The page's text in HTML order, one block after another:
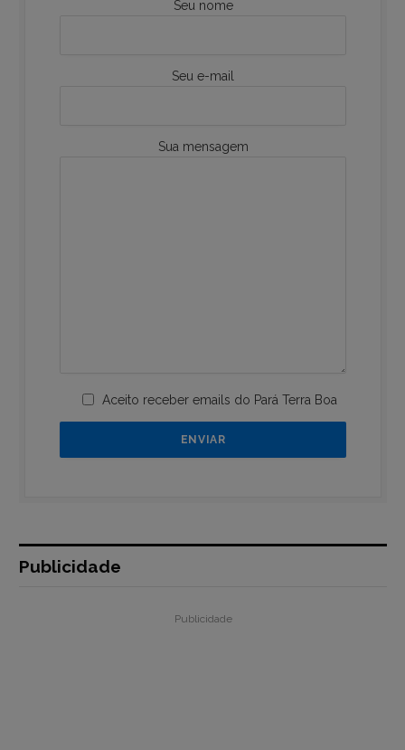
Seu nome
Seu e-mail
Sua mensagem
Aceito receber emails do Pará Terra Boa
Publicidade
Publicidade